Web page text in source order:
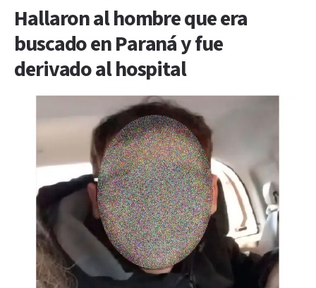
Hallaron al hombre que era
buscado en Paraná y fue
derivado al hospital